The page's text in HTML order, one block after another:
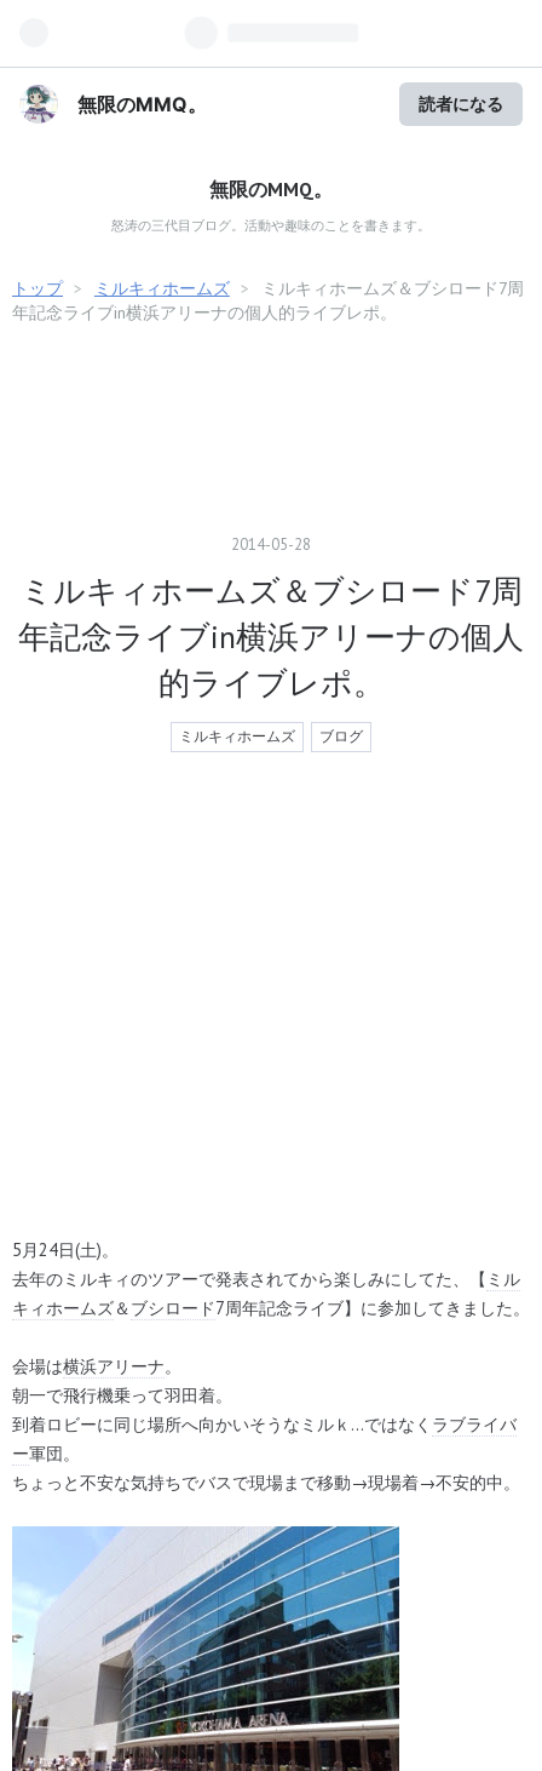
無限のMMQ。 読者になる
無限のMMQ。
怒涛の三代目ブログ。活動や趣味のことを書きます。
トップ > ミルキィホームズ >
ミルキィホームズ＆ブシロード7周
年記念ライブin横浜アリーナの個人的ライブレポ。
2014-05-28
ミルキィホームズ＆ブシロード7周
年記念ライブin横浜アリーナの個人
的ライブレポ。
ミルキィホームズ ブログ
5月24日(土)。
去年のミルキィのツアーで発表されてから楽しみにしてた、【 ミル
キィホームズ＆ ブシロード7周年記念ライブ】に参加してきました。
会場は横浜アリーナ。
朝一で飛行機乗って羽田着。
到着ロビーに同じ場所へ向かいそうなミルｋ…ではなく ラブライバ
ー軍団。
ちょっと不安な気持ちでバスで現場まで移動→現場着→不安的中。